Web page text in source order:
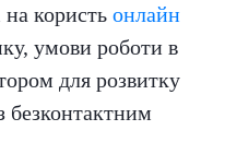
на користь онлайн
умови роботи в
для розвитку
безконтактним